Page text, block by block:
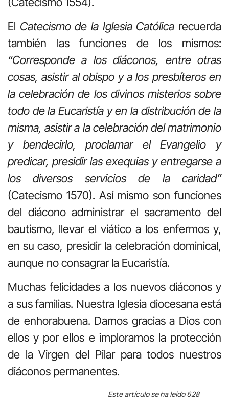
El Catecismo de la Iglesia Católica recuerda
también las funciones de los mismos:
“Corresponde a los diáconos, entre otras
cosas, asistir al obispo y a los presbíteros en
la celebración de los divinos misterios sobre
todo de la Eucaristía y en la distribución de la
misma, asistir a la celebración del matrimonio
y bendecirlo, proclamar el Evangelio y
predicar, presidir las exequias y entregarse a
los diversos servicios de la caridad”
(Catecismo 1570). Así mismo son funciones
del diácono administrar el sacramento del
bautismo, llevar el viático a los enfermos y,
en su caso, presidir la celebración dominical,
aunque no consagrar la Eucaristía.
Muchas felicidades a los nuevos diáconos y
a sus familias. Nuestra Iglesia diocesana está
de enhorabuena. Damos gracias a Dios con
ellos y por ellos e imploramos la protección
de la Virgen del Pilar para todos nuestros
diáconos permanentes.
Este artículo se ha leído 628